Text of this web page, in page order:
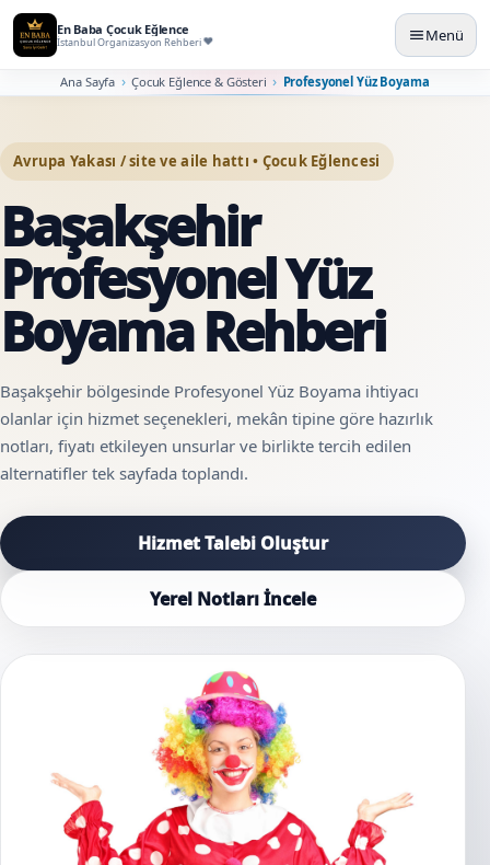
En Baba Çocuk Eğlence
İstanbul Organizasyon Rehberi Menü
Ana Sayfa Çocuk Eğlence & Gösteri Profesyonel Yüz Boyama
Avrupa Yakası / site ve aile hattı • Çocuk Eğlencesi
Başakşehir
Profesyonel Yüz
Boyama Rehberi
Başakşehir bölgesinde Profesyonel Yüz Boyama ihtiyacı
olanlar için hizmet seçenekleri, mekân tipine göre hazırlık
notları, fiyatı etkileyen unsurlar ve birlikte tercih edilen
alternatifler tek sayfada toplandı.
Hizmet Talebi Oluştur
Yerel Notları İncele